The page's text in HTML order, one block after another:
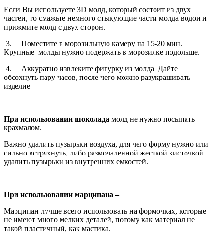
Если Вы используете 3D молд, который состоит из двух
частей, то смажьте немного стыкующие части молда водой и
прижмите молд с двух сторон.
3. Поместите в морозильную камеру на 15-20 мин.
Крупные молды нужно подержать в морозилке подольше.
4. Аккуратно извлеките фигурку из молда. Дайте
обсохнуть пару часов, после чего можно разукрашивать
изделие.
При использовании шоколада молд не нужно посыпать
крахмалом.
Важно удалить пузырьки воздуха, для чего форму нужно или
сильно встряхнуть, либо размочаленной жесткой кисточкой
удалить пузырьки из внутренних емкостей.
При использовании марципана –
Марципан лучше всего использовать на формочках, которые
не имеют много мелких деталей, потому как материал не
такой пластичный, как мастика.